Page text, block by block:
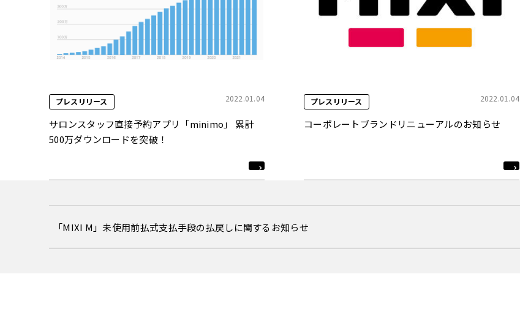
プレスリリース 2022.01.04
サロンスタッフ直接予約アプリ「minimo」 累計
500万ダウンロードを突破！
プレスリリース 2022.01.04
コーポレートブランドリニューアルのお知らせ
「MIXI M」未使用前払式支払手段の払戻しに関するお知らせ